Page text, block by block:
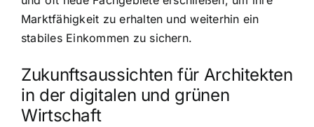
Marktfähigkeit zu erhalten und weiterhin ein
stabiles Einkommen zu sichern.
Zukunftsaussichten für Architekten
in der digitalen und grünen
Wirtschaft